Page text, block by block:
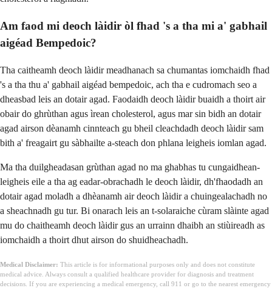
Am faod mi deoch làidir òl fhad 's a tha mi a' gabhail
aigéad Bempedoic?
Tha caitheamh deoch làidir meadhanach sa chumantas iomchaidh fhad
's a tha thu a' gabhail aigéad bempedoic, ach tha e cudromach seo a
dheasbad leis an dotair agad. Faodaidh deoch làidir buaidh a thoirt air
obair do ghrùthan agus ìrean cholesterol, agus mar sin bidh an dotair
agad airson dèanamh cinnteach gu bheil cleachdadh deoch làidir sam
bith a' freagairt gu sàbhailte a-steach don phlana leigheis iomlan agad.
Ma tha duilgheadasan grùthan agad no ma ghabhas tu cungaidhean-
leigheis eile a tha ag eadar-obrachadh le deoch làidir, dh'fhaodadh an
dotair agad moladh a dhèanamh air deoch làidir a chuingealachadh no
a sheachnadh gu tur. Bi onarach leis an t-solaraiche cùram slàinte agad
mu do chaitheamh deoch làidir gus an urrainn dhaibh an stiùireadh as
iomchaidh a thoirt dhut airson do shuidheachadh.
Medical Disclaimer: This article is for informational purposes only and does not constitute
medical advice. Always consult a qualified healthcare provider for diagnosis and treatment
decisions. If you are experiencing a medical emergency, call 911 or go to the nearest emergency